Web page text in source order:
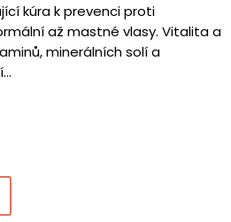
kúra k prevenci proti
až mastné vlasy. Vitalita a
minerálních solí a